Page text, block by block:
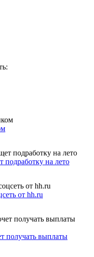
подработку на лето
от hh.ru
получать выплаты